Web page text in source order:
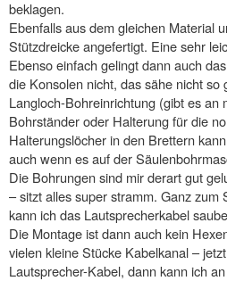
beklagen.
Ebenfalls aus dem gleichen Material
Stützdreicke angefertigt. Eine sehr
Ebenso einfach gelingt dann auch
die Konsolen nicht, das sähe nicht
Langloch-Bohreinrichtung (gibt es
Bohrständer oder Halterung für die
Halterungslöcher in den Brettern
auch wenn es auf der
Die Bohrungen sind mir derart gut
– sitzt alles super stramm. Ganz
kann ich das Lautsprecherkabel
Die Montage ist dann auch kein
vielen kleine Stücke Kabelkanal –
Lautsprecher-Kabel, dann kann ich